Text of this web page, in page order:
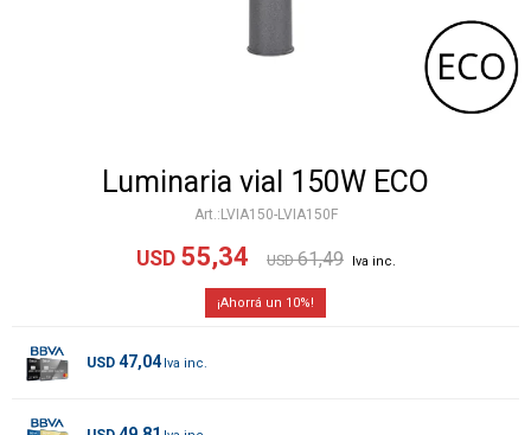
Luminaria vial 150W ECO
LVIA150-LVIA150F
USD 55,34 USD 61,49
10
USD 47,04